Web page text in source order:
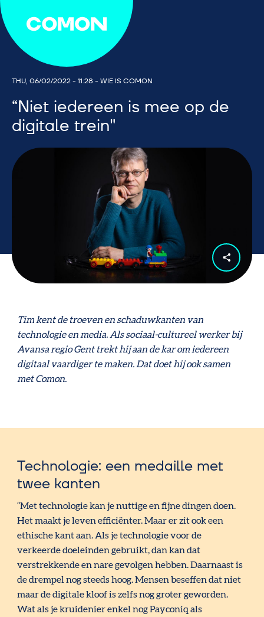
THU, 06/02/2022 - 11:28 - WIE IS COMON
“Niet iedereen is mee op de
digitale trein"
Tim kent de troeven en schaduwkanten van
technologie en media. Als sociaal-cultureel werker bij
Avansa regio Gent trekt hij aan de kar om iedereen
digitaal vaardiger te maken. Dat doet hij ook samen
met Comon.
Technologie: een medaille met
twee kanten
“Met technologie kan je nuttige en fijne dingen doen.
Het maakt je leven efficiënter. Maar er zit ook een
ethische kant aan. Als je technologie voor de
verkeerde doeleinden gebruikt, dan kan dat
verstrekkende en nare gevolgen hebben. Daarnaast is
de drempel nog steeds hoog. Mensen beseffen dat niet
maar de digitale kloof is zelfs nog groter geworden.
Wat als je kruidenier enkel nog Payconiq als